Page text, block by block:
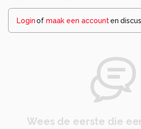
Loginof maak een account en
Wees de eerste die